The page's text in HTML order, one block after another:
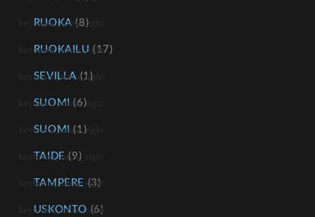
RUOKA (8)
RUOKAILU (17)
SEVILLA (1)
SUOMI (6)
SUOMI (1)
TAIDE (9)
TAMPERE (3)
USKONTO (6)